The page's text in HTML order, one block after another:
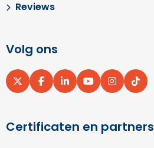
Reviews
Volg ons
Ga
Ga
Ga
Ga
Ga
Ga
Certificaten en partners